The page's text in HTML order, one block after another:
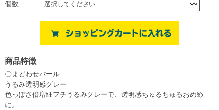
個数
商品特徴
〇まどわせパール
うるみ透明感グレー
色っぽさ倍増細フチうるみグレーで、透明感ちゅるちゅるおめめ
に。